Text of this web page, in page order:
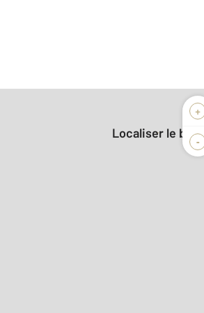
+
-
Localiser le bien